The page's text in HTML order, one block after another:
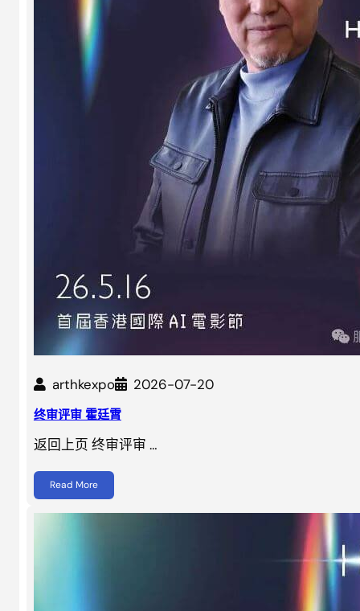
arthkexpo 2026-07-20
终审评审 霍廷霄
返回上页 终审评审 …
Read More